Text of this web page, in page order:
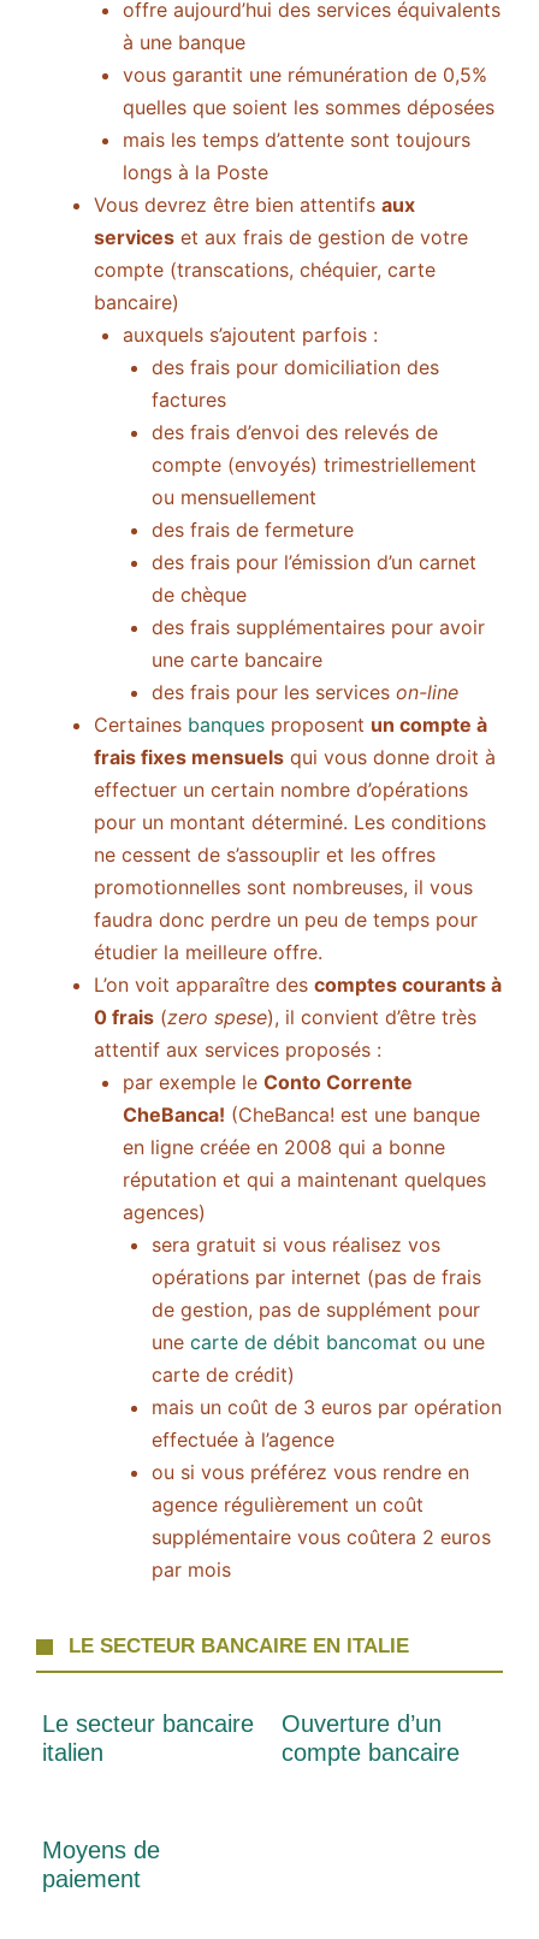
offre aujourd’hui des services équivalents
à une banque
vous garantit une rémunération de 0,5%
quelles que soient les sommes déposées
mais les temps d’attente sont toujours
longs à la Poste
Vous devrez être bien attentifs aux
services et aux frais de gestion de votre
compte (transcations, chéquier, carte
bancaire)
auxquels s’ajoutent parfois :
des frais pour domiciliation des
factures
des frais d’envoi des relevés de
compte (envoyés) trimestriellement
ou mensuellement
des frais de fermeture
des frais pour l’émission d’un carnet
de chèque
des frais supplémentaires pour avoir
une carte bancaire
des frais pour les services on-line
Certaines banques proposent un compte à
frais fixes mensuels qui vous donne droit à
effectuer un certain nombre d’opérations
pour un montant déterminé. Les conditions
ne cessent de s’assouplir et les offres
promotionnelles sont nombreuses, il vous
faudra donc perdre un peu de temps pour
étudier la meilleure offre.
L’on voit apparaître des comptes courants à
0 frais (zero spese), il convient d’être très
attentif aux services proposés :
par exemple le Conto Corrente
CheBanca! (CheBanca! est une banque
en ligne créée en 2008 qui a bonne
réputation et qui a maintenant quelques
agences)
sera gratuit si vous réalisez vos
opérations par internet (pas de frais
de gestion, pas de supplément pour
une carte de débit bancomat ou une
carte de crédit)
mais un coût de 3 euros par opération
effectuée à l’agence
ou si vous préférez vous rendre en
agence régulièrement un coût
supplémentaire vous coûtera 2 euros
par mois
LE SECTEUR BANCAIRE EN ITALIE
Le secteur bancaire
italien
Ouverture d’un
compte bancaire
Moyens de
paiement